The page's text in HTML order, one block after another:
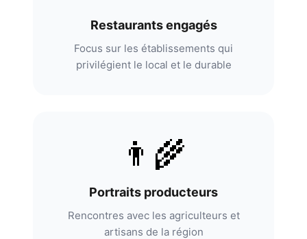
Restaurants engagés
Focus sur les établissements qui
privilégient le local et le durable
👨‍🌾
Portraits producteurs
Rencontres avec les agriculteurs et
artisans de la région